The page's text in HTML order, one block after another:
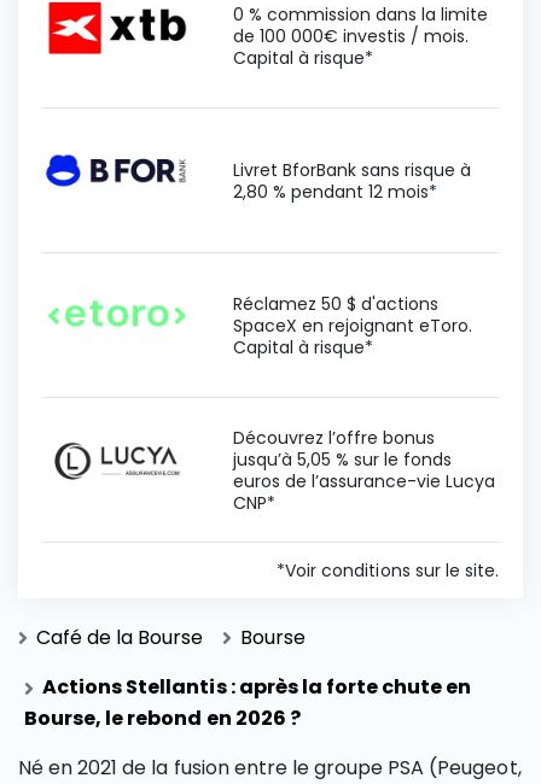
0 % commission dans la limite
de 100 000€ investis / mois.
Capital à risque*
Livret BforBank sans risque à
2,80 % pendant 12 mois*
Réclamez 50 $ d'actions
SpaceX en rejoignant eToro.
Capital à risque*
Découvrez l’offre bonus
jusqu’à 5,05 % sur le fonds
euros de l’assurance-vie Lucya
CNP*
*Voir conditions sur le site.
Café de la Bourse
Bourse
Actions Stellantis : après la forte chute en
Bourse, le rebond en 2026 ?
Né en 2021 de la fusion entre le groupe PSA (Peugeot,